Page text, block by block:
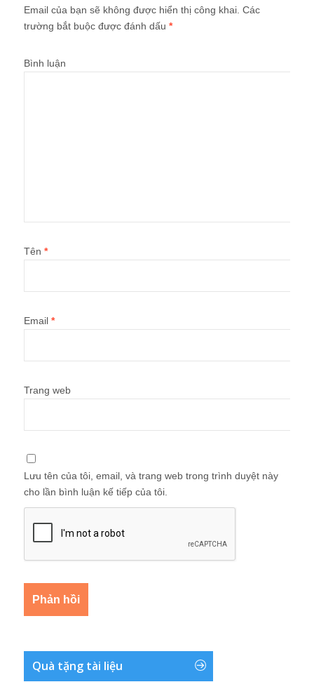
Email của bạn sẽ không được hiển thị công khai. Các
trường bắt buộc được đánh dấu *
Bình luận
Tên *
Email *
Trang web
Lưu tên của tôi, email, và trang web trong trình duyệt này
cho lần bình luận kế tiếp của tôi.
Quà tặng tài liệu